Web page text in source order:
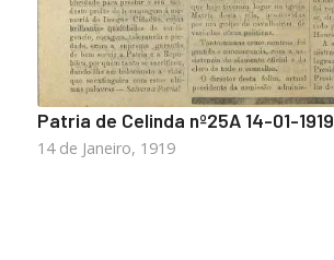
Patria de Celinda nº25A 14-01-1919
14 de Janeiro, 1919